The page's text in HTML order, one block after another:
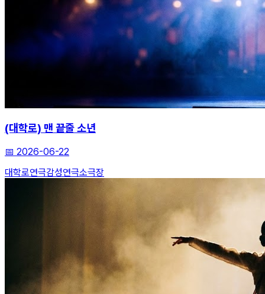
(대학로) 맨 끝줄 소년
📅 2026-06-22
대학로연극감성연극소극장